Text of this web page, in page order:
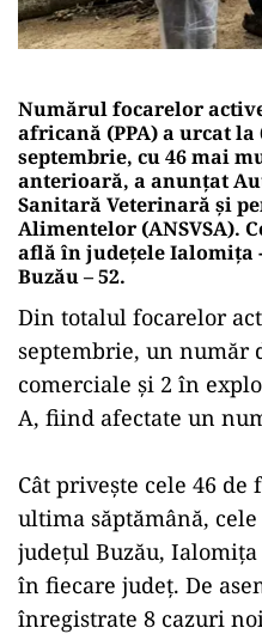
Numărul focarelor
africană (PPA) a urcat la
septembrie, cu 46 mai
anterioară, a anunțat
Sanitară Veterinară şi
Alimentelor (ANSVSA). C
află în județele Ialomița
Buzău – 52.
Din totalul focarelor
septembrie, un număr
comerciale şi 2 în
A, fiind afectate un
Cât privește cele 46
ultima săptămână,
judeţul Buzău, Ialomița
în fiecare județ. De
înregistrate 8 cazuri